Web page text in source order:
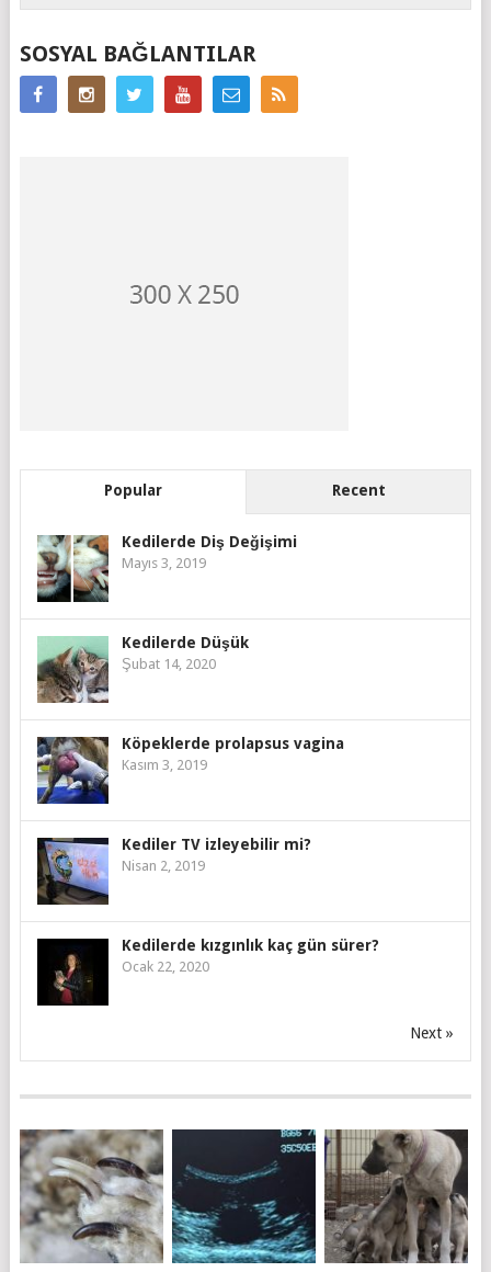
SOSYAL BAĞLANTILAR
Popular Recent
Kedilerde Diş Değişimi
Mayıs 3, 2019
Kedilerde Düşük
Şubat 14, 2020
Köpeklerde prolapsus vagina
Kasım 3, 2019
Kediler TV izleyebilir mi?
Nisan 2, 2019
Kedilerde kızgınlık kaç gün sürer?
Ocak 22, 2020
Next »